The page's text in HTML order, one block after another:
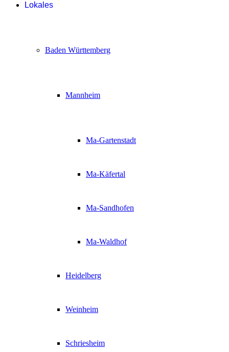
Lokales
Baden Württemberg
Mannheim
Ma-Gartenstadt
Ma-Käfertal
Ma-Sandhofen
Ma-Waldhof
Heidelberg
Weinheim
Schriesheim